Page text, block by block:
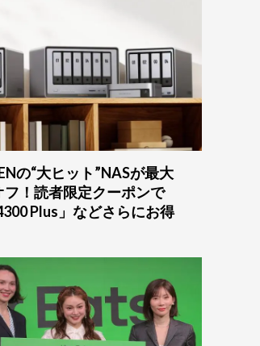
の“大ヒット”NASが最大
フ！読者限定クーポンで
Plus」などさらにお得